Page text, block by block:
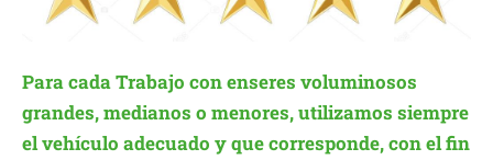
Para cada Trabajo con enseres voluminosos
grandes, medianos o menores, utilizamos siempre
el vehículo adecuado y que corresponde, con el fin